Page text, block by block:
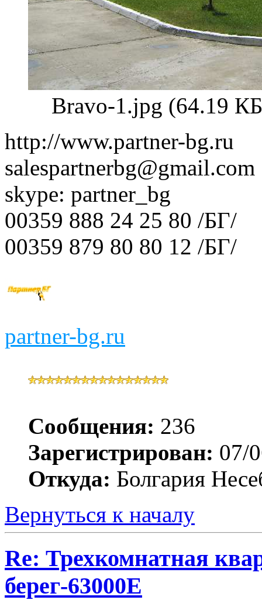
Bravo-1.jpg (64.19
http://www.partner-bg.ru
salespartnerbg@gmail.com
skype: partner_bg
00359 888 24 25 80 /БГ/
00359 879 80 80 12 /БГ/
partner-bg.ru
Сообщения: 236
Зарегистрирован: 07/
Откуда: Болгария
Вернуться к началу
Re: Трехкомнатная
берег-63000E